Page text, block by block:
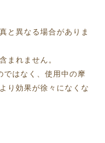
と異なる場合がありま
まれません。
はなく、使用中の摩
り効果が徐々になくな